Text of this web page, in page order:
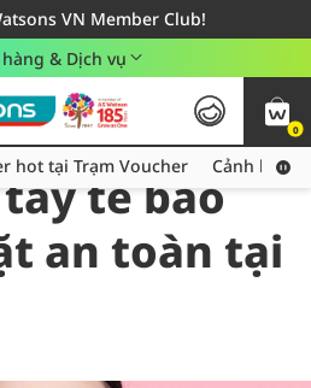
VN Member Club!
cho đơn hàng từ 249,000Đ
Áp dụng khu vực TP. Hồ Chí Minh
& Dịch vụ
0
Thu thập thêm voucher hot tại Trạm Voucher
hot tại Trạm Voucher Cảnh báo
tế bào
an toàn tại